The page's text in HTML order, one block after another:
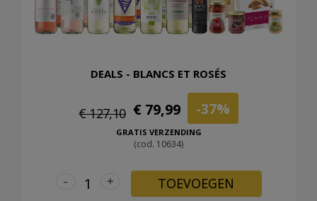
DEALS - BLANCS ET ROSÉS
€ 127,10 € 79,99 -37%
GRATIS VERZENDING
(cod. 10634)
+
- TOEVOEGEN